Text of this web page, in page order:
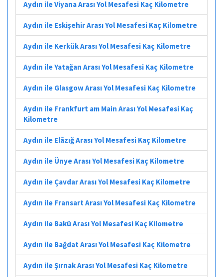
Aydın ile Viyana Arası Yol Mesafesi Kaç Kilometre
Aydın ile Eskişehir Arası Yol Mesafesi Kaç Kilometre
Aydın ile Kerkük Arası Yol Mesafesi Kaç Kilometre
Aydın ile Yatağan Arası Yol Mesafesi Kaç Kilometre
Aydın ile Glasgow Arası Yol Mesafesi Kaç Kilometre
Aydın ile Frankfurt am Main Arası Yol Mesafesi Kaç
Kilometre
Aydın ile Elâzığ Arası Yol Mesafesi Kaç Kilometre
Aydın ile Ünye Arası Yol Mesafesi Kaç Kilometre
Aydın ile Çavdar Arası Yol Mesafesi Kaç Kilometre
Aydın ile Fransart Arası Yol Mesafesi Kaç Kilometre
Aydın ile Bakü Arası Yol Mesafesi Kaç Kilometre
Aydın ile Bağdat Arası Yol Mesafesi Kaç Kilometre
Aydın ile Şırnak Arası Yol Mesafesi Kaç Kilometre